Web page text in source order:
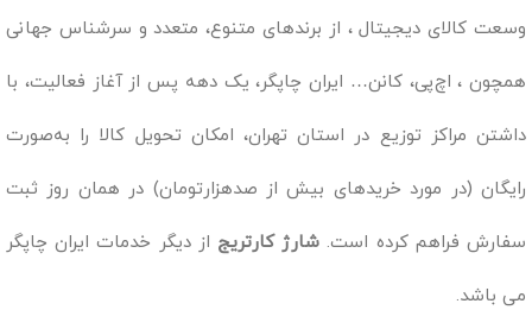
وسعت کالای دیجیتال ، از برندهای متنوع، متعدد و سرشناس جهانی
همچون ، اچ‌پی، کانن… ایران چاپگر، یک دهه پس از آغاز فعالیت، با
داشتن مراکز توزیع در استان تهران، امکان تحویل کالا را به‌صورت
رایگان (در مورد خریدهای بیش از صدهزارتومان) در همان روز ثبت
سفارش فراهم کرده است. شارژ کارتریج از دیگر خدمات ایران چاپگر
می باشد.